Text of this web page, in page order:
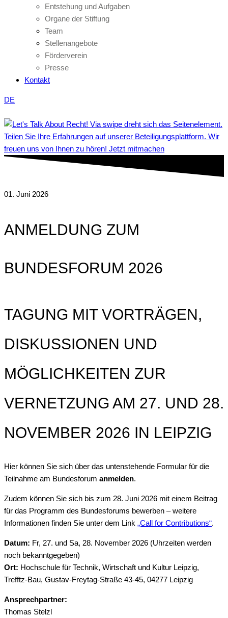
Entstehung und Aufgaben
Organe der Stiftung
Team
Stellenangebote
Förderverein
Presse
Kontakt
DE
Teilen Sie Ihre Erfahrungen auf unserer Beteiligungsplattform. Wir
freuen uns von Ihnen zu hören! Jetzt mitmachen
01. Juni 2026
ANMELDUNG ZUM
BUNDESFORUM 2026
TAGUNG MIT VORTRÄGEN,
DISKUSSIONEN UND
MÖGLICHKEITEN ZUR
VERNETZUNG AM 27. UND 28.
NOVEMBER 2026 IN LEIPZIG
Hier können Sie sich über das untenstehende Formular für die
Teilnahme am Bundesforum anmelden.
Zudem können Sie sich bis zum 28. Juni 2026 mit einem Beitrag
für das Programm des Bundesforums bewerben – weitere
Informationen finden Sie unter dem Link „Call for Contributions“.
Datum: Fr, 27. und Sa, 28. November 2026 (Uhrzeiten werden
noch bekanntgegeben)
Ort: Hochschule für Technik, Wirtschaft und Kultur Leipzig,
Trefftz-Bau, Gustav-Freytag-Straße 43-45, 04277 Leipzig
Ansprechpartner:
Thomas Stelzl